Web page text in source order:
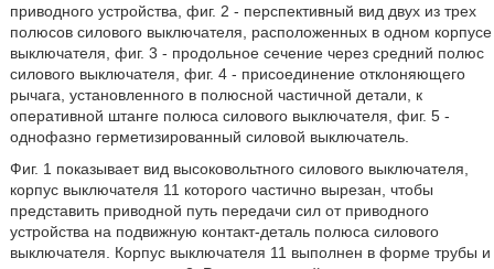
приводного устройства, фиг. 2 - перспективный вид двух из трех
полюсов силового выключателя, расположенных в одном корпусе
выключателя, фиг. 3 - продольное сечение через средний полюс
силового выключателя, фиг. 4 - присоединение отклоняющего
рычага, установленного в полюсной частичной детали, к
оперативной штанге полюса силового выключателя, фиг. 5 -
однофазно герметизированный силовой выключатель.
Фиг. 1 показывает вид высоковольтного силового выключателя,
корпус выключателя 11 которого частично вырезан, чтобы
представить приводной путь передачи сил от приводного
устройства на подвижную контакт-деталь полюса силового
выключателя. Корпус выключателя 11 выполнен в форме трубы и